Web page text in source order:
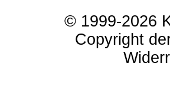
© 1999-2026
Copyright